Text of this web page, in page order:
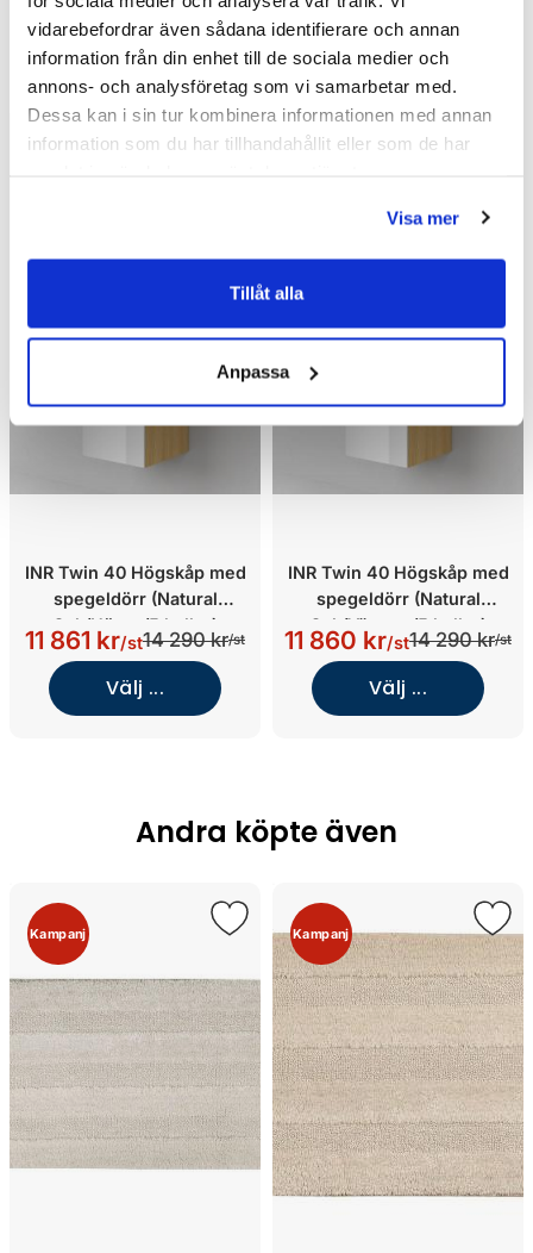
vidarebefordrar även sådana identifierare och annan
information från din enhet till de sociala medier och
annons- och analysföretag som vi samarbetar med.
Dessa kan i sin tur kombinera informationen med annan
information som du har tillhandahållit eller som de har
Visa mer
Tillåt alla
Anpassa
Liknande produkter
INR Twin 40 Högskåp med
spegeldörr (Natural
Oak/Höger/5 hyllor)
11 861 kr/st14 290 kr/st
Välj ...
INR Twin 40 Högskåp med
spegeldörr (Natural
Oak/Vänster/5 hyllor)
11 860 kr/st14 290 kr/st
Välj ...
Andra köpte även
Kampanj Kampanj